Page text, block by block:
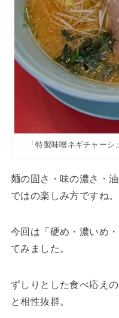
「特製味噌ネギチャーシ
麺の固さ・味の濃さ・
ではの楽しみ方ですね。
今回は「硬め・濃いめ
てみました。
ずしりとした食べ応え
と相性抜群。